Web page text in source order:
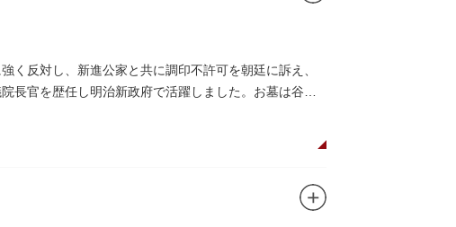
く反対し、新進公家と共に調印不許可を朝廷に訴え、
長官を歴任し明治新政府で活躍しました。お墓は谷中